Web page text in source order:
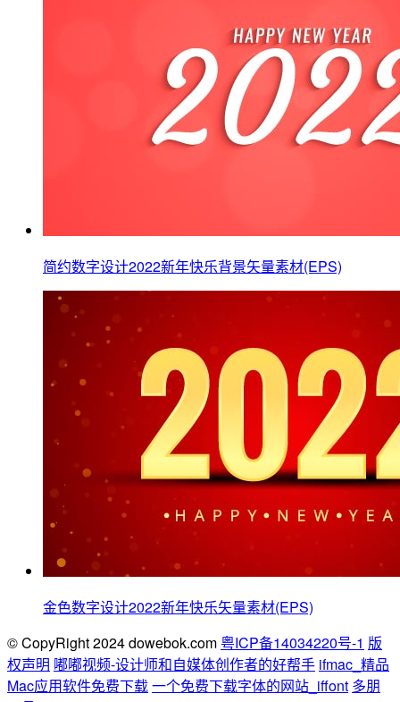
简约数字设计2022新年快乐背景矢量素材(EPS)
金色数字设计2022新年快乐矢量素材(EPS)
© CopyRight 2024 dowebok.com 粤ICP备14034220号-1 版
权声明 嘟嘟视频-设计师和自媒体创作者的好帮手 ifmac_精品
Mac应用软件免费下载一个免费下载字体的网站_iffont 多朋